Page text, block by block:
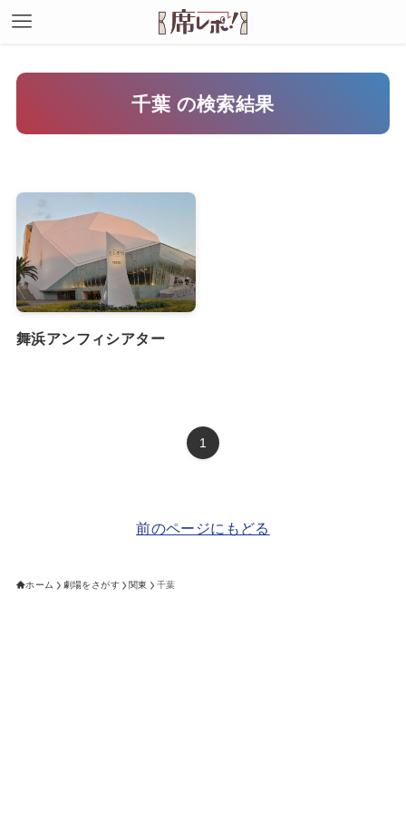
千葉 の検索結果
舞浜アンフィシアター
1
前のページにもどる
ホーム 劇場をさがす 関東 千葉